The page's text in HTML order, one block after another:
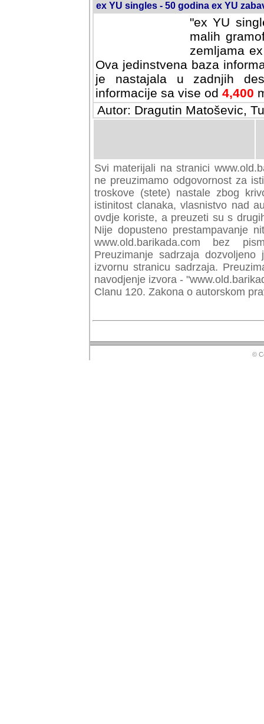
ex YU singles - 50 godina ex YU
"ex YU
malih
zemljama
Ova jedinstvena baza
je nastajala u zadnjih
informacije sa vise od 4,400
Autor: Dragutin Matoševic,
Svi materijali na stranici
preuzimamo odgovornost za
troskove (stete) nastale zbog
istinitost clanaka, vlasnistvo nad
ovdje koriste, a preuzeti su s
Nije dopusteno prestampavanje
www.old.barikada.com bez
Preuzimanje sadrzaja
izvornu stranicu sadrzaja.
navodjenje izvora -
Clanu 120. Zakona o autorskom
©